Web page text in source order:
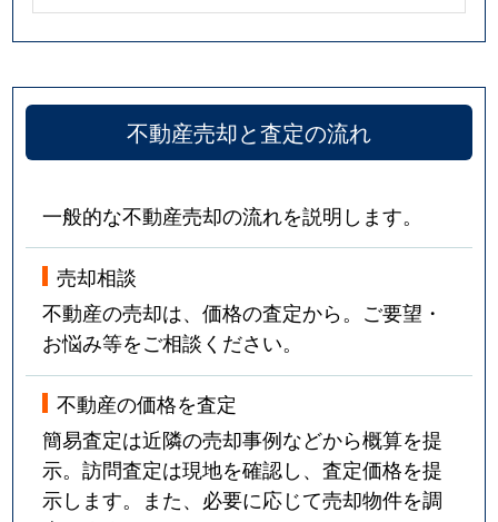
不動産売却と査定の流れ
一般的な不動産売却の流れを説明します。
売却相談
不動産の売却は、価格の査定から。ご要望・
お悩み等をご相談ください。
不動産の価格を査定
簡易査定は近隣の売却事例などから概算を提
示。訪問査定は現地を確認し、査定価格を提
示します。また、必要に応じて売却物件を調